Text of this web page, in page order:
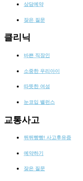
상담예약
잦은 질문
클리닉
바쁜 직장인
소중한 우리아이
따뜻한 여성
눈코입 밸런스
교통사고
뛰뛰빵빵! 사고후유증
예약하기
잦은 질문